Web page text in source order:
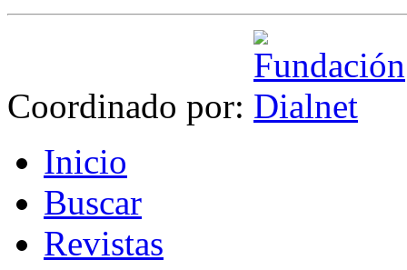
Coordinado por:
Inicio
Buscar
Revistas